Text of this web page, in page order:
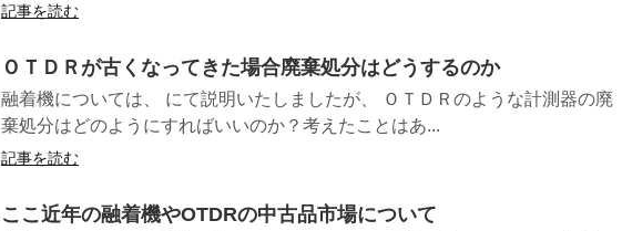
記事を読む
ＯＴＤＲが古くなってきた場合廃棄処分はどうするのか
融着機については、 にて説明いたしましたが、 ＯＴＤＲのような計測器の廃
棄処分はどのようにすればいいのか？考えたことはあ...
記事を読む
ここ近年の融着機やOTDRの中古品市場について